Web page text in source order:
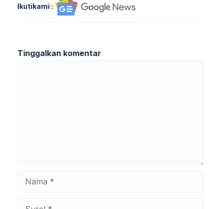
Ikutikami :
Tinggalkan komentar